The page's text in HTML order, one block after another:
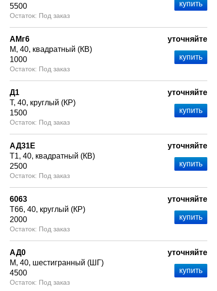
5500
Под заказ
АМг6
М 40 квадратный (КВ)
1000
Под заказ
уточняйте
Д1
Т 40 круглый (КР)
1500
Под заказ
уточняйте
АД31Е
Т1 40 квадратный (КВ)
2500
Под заказ
уточняйте
6063
Т66 40 круглый (КР)
2000
Под заказ
уточняйте
АД0
М 40 шестигранный (ШГ)
4500
Под заказ
уточняйте